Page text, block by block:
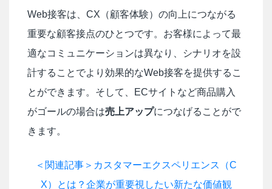
Web接客は、CX（顧客体験）の向上につながる
重要な顧客接点のひとつです。お客様によって最
適なコミュニケーションは異なり、シナリオを設
計することでより効果的なWeb接客を提供するこ
とができます。そして、ECサイトなど商品購入
がゴールの場合は売上アップにつなげることがで
きます。
＜関連記事＞カスタマーエクスペリエンス（C
X）とは？企業が重要視したい新たな価値観